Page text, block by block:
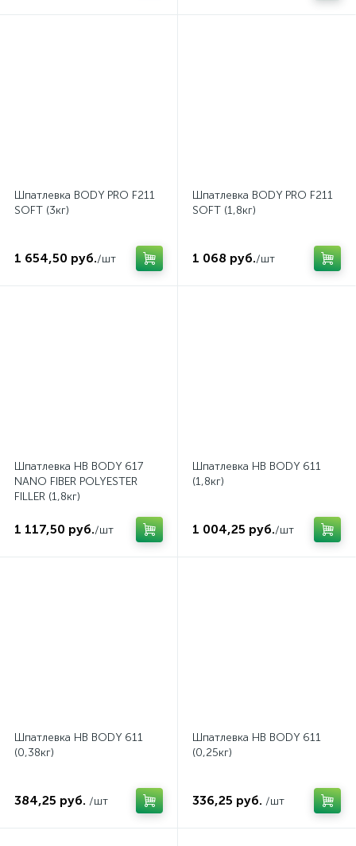
Шпатлевка BODY PRO F211
SOFT (3кг)
1 654,50 руб./шт
Шпатлевка BODY PRO F211
SOFT (1,8кг)
1 068 руб./шт
Шпатлевка HB BODY 617
NANO FIBER POLYESTER
FILLER (1,8кг)
1 117,50 руб./шт
Шпатлевка HB BODY 611
(1,8кг)
1 004,25 руб./шт
Шпатлевка HB BODY 611
(0,38кг)
384,25 руб. /шт
Шпатлевка HB BODY 611
(0,25кг)
336,25 руб. /шт